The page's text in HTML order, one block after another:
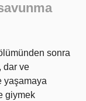
sonra
dar ve
yaşamaya
giymek